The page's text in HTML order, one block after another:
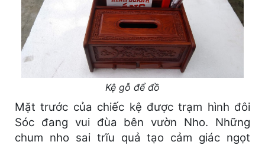
Kệ gỗ để đồ
Mặt trước của chiếc kệ được trạm hình đôi
Sóc đang vui đùa bên vườn Nho. Những
chum nho sai trĩu quả tạo cảm giác ngọt